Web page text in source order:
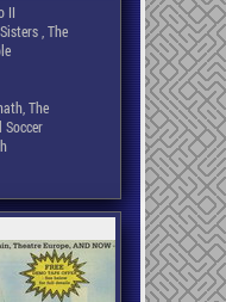
II
, The
The